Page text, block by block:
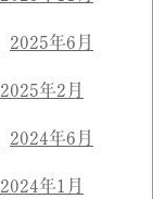
2025年6月
2025年2月
2024年6月
2024年1月